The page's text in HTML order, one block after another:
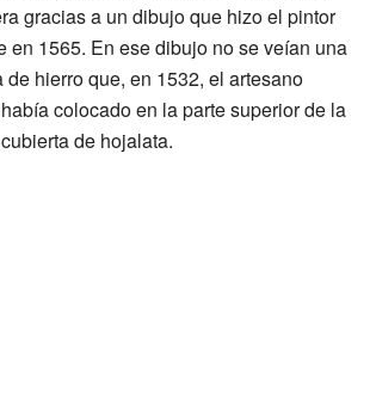
gracias a un dibujo que hizo el pintor
en 1565. En ese dibujo no se veían una
de hierro que, en 1532, el artesano
colocado en la parte superior de la
de hojalata.